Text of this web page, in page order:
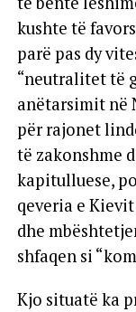
kushte të
parë pas dy
“neutralitet të
anëtarsimit në
për rajonet
të zakonshme
kapitulluese,
qeveria e
dhe
shfaqen si
Kjo situatë ka